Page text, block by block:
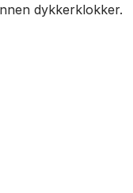
dykkerklokker.